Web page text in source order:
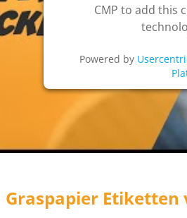
Graspapier
CMP to add this
Powered by